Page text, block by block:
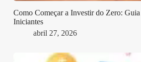
Como Começar a Investir do Zero:
Iniciantes
abril 27, 2026